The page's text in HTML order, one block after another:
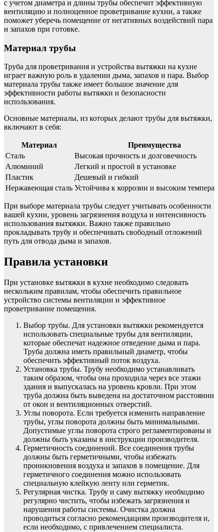
с учетом диаметра и длины трубы обеспечит эффективную
вентиляцию и полноценное проветривание кухни, а также
поможет уберечь помещение от негативных воздействий пара
и запахов при готовке.
Материал трубы
Труба для проветривания и устройства вытяжки на кухне
играет важную роль в удалении дыма, запахов и пара. Выбор
материала трубы также имеет большое значение для
эффективности работы вытяжки и безопасности
использования.
Основные материалы, из которых делают трубы для вытяжки,
включают в себя:
Материал
Преимущества
Сталь
Высокая прочность и долговечность
Алюминий
Легкий и простой в установке
Пластик
Дешевый и гибкий
Нержавеющая сталь Устойчива к коррозии и высоким
При выборе материала трубы следует учитывать особенности
вашей кухни, уровень загрязнения воздуха и интенсивность
использования вытяжки. Важно также правильно
прокладывать трубу и обеспечивать свободный отложений
путь для отвода дыма и запахов.
Правила установки
При установке вытяжки в кухне необходимо следовать
нескольким правилам, чтобы обеспечить правильное
устройство системы вентиляции и эффективное
проветривание помещения.
Выбор трубы. Для установки вытяжки рекомендуется
использовать специальные трубы для вентиляции,
которые обеспечат надежное отведение дыма и пара.
Труба должна иметь правильный диаметр, чтобы
обеспечить эффективный поток воздуха.
Установка трубы. Трубу необходимо устанавливать
таким образом, чтобы она проходила через все этажи
здания и выпускалась на уровень кровли. При этом
труба должна быть выведена на достаточном расстоянии
от окон и вентиляционных отверстий.
Углы поворота. Если требуется изменить направление
трубы, углы поворота должны быть минимальными.
Допустимые углы поворота строго регламентированы и
должны быть указаны в инструкции производителя.
Герметичность соединений. Все соединения трубы
должны быть герметичными, чтобы избежать
проникновения воздуха и запахов в помещение. Для
герметичного соединения можно использовать
специальную клейкую ленту или герметик.
Регулярная чистка. Трубу и саму вытяжку необходимо
регулярно чистить, чтобы избежать загрязнения и
нарушения работы системы. Очистка должна
проводиться согласно рекомендациям производителя и,
если необходимо, с привлечением специалиста.